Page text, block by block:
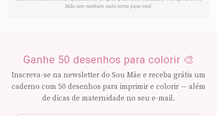
Mãe sem nenhum custo extra para você.
Ganhe 50 desenhos para colorir 🎨
Inscreva-se na newsletter do Sou Mãe e receba grátis um
caderno com 50 desenhos para imprimir e colorir — além
de dicas de maternidade no seu e-mail.